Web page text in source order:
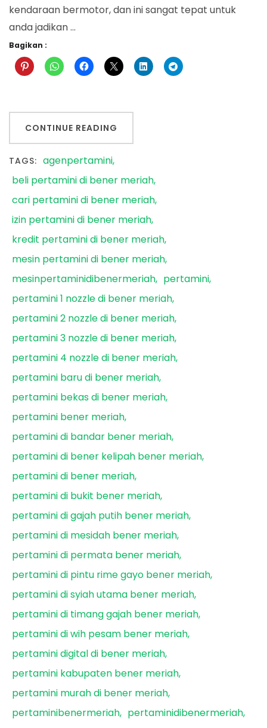
kendaraan bermotor, dan ini sangat tepat untuk
anda jadikan …
Bagikan :
CONTINUE READING
TAGS: agenpertamini
beli pertamini di bener meriah
cari pertamini di bener meriah
izin pertamini di bener meriah
kredit pertamini di bener meriah
mesin pertamini di bener meriah
mesinpertaminidibenermeriah
pertamini
pertamini 1 nozzle di bener meriah
pertamini 2 nozzle di bener meriah
pertamini 3 nozzle di bener meriah
pertamini 4 nozzle di bener meriah
pertamini baru di bener meriah
pertamini bekas di bener meriah
pertamini bener meriah
pertamini di bandar bener meriah
pertamini di bener kelipah bener meriah
pertamini di bener meriah
pertamini di bukit bener meriah
pertamini di gajah putih bener meriah
pertamini di mesidah bener meriah
pertamini di permata bener meriah
pertamini di pintu rime gayo bener meriah
pertamini di syiah utama bener meriah
pertamini di timang gajah bener meriah
pertamini di wih pesam bener meriah
pertamini digital di bener meriah
pertamini kabupaten bener meriah
pertamini murah di bener meriah
pertaminibenermeriah
pertaminidibenermeriah